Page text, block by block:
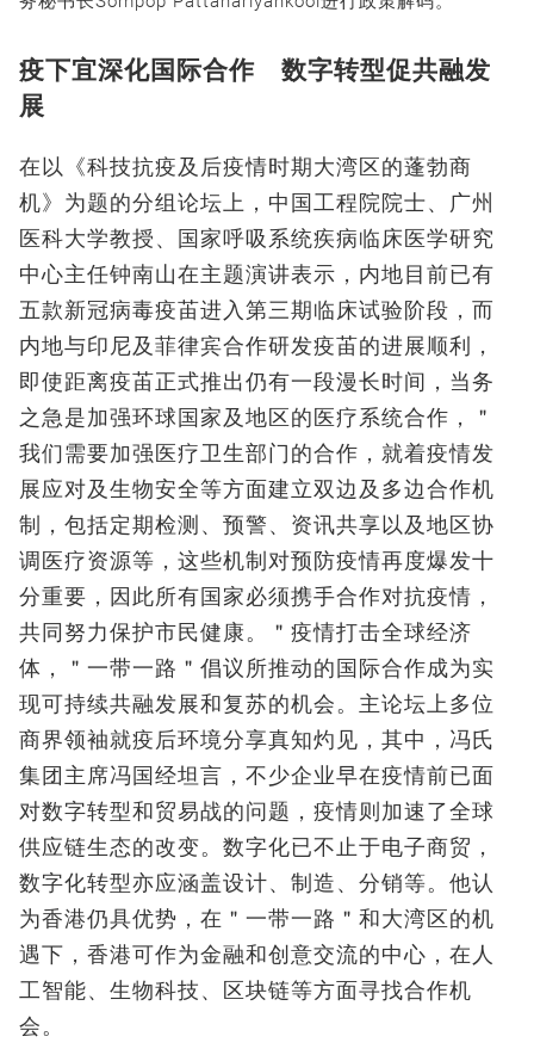
疫下宜深化国际合作 数字转型促共融发
展
在以《科技抗疫及后疫情时期大湾区的蓬勃商
机》为题的分组论坛上，中国工程院院士、广州
医科大学教授、国家呼吸系统疾病临床医学研究
中心主任钟南山在主题演讲表示，内地目前已有
五款新冠病毒疫苖进入第三期临床试验阶段，而
内地与印尼及菲律宾合作研发疫苖的进展顺利，
即使距离疫苖正式推出仍有一段漫长时间，当务
之急是加强环球国家及地区的医疗系统合作，＂
我们需要加强医疗卫生部门的合作，就着疫情发
展应对及生物安全等方面建立双边及多边合作机
制，包括定期检测、预警、资讯共享以及地区协
调医疗资源等，这些机制对预防疫情再度爆发十
分重要，因此所有国家必须携手合作对抗疫情，
共同努力保护市民健康。＂疫情打击全球经济
体，＂一带一路＂倡议所推动的国际合作成为实
现可持续共融发展和复苏的机会。主论坛上多位
商界领袖就疫后环境分享真知灼见，其中，冯氏
集团主席冯国经坦言，不少企业早在疫情前已面
对数字转型和贸易战的问题，疫情则加速了全球
供应链生态的改变。数字化已不止于电子商贸，
数字化转型亦应涵盖设计、制造、分销等。他认
为香港仍具优势，在＂一带一路＂和大湾区的机
遇下，香港可作为金融和创意交流的中心，在人
工智能、生物科技、区块链等方面寻找合作机
会。